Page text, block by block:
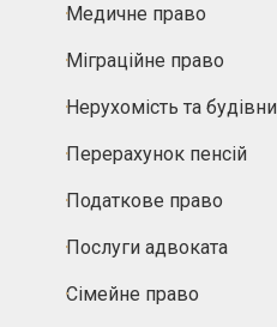
Медичне право
Міграційне право
Нерухомість та
Перерахунок пенсій
Податкове право
Послуги адвоката
Сімейне право